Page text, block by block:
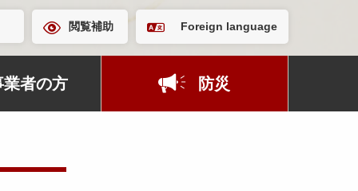
閲覧補助 Foreign language
業者の方 防災